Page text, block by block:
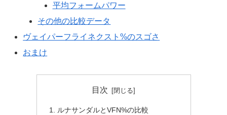
平均フォームパワー
その他の比較データ
ヴェイパーフライネクスト%のスゴさ
おまけ
目次
ルナサンダルとVFN%の比較